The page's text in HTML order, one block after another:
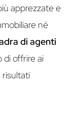
apprezzate e
né
di agenti
di offrire ai
risultati